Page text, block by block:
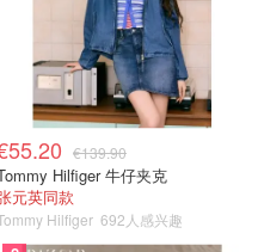
€139.90
Hilfiger 牛仔夹克
元英同款
Hilfiger 692人感兴趣